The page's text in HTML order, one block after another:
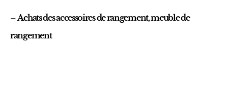
–Achats des accessoires de rangement, meuble de
rangement